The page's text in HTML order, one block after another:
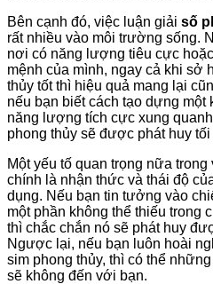
Bên cạnh đó, việc luận giải số
rất nhiều vào môi trường sống.
nơi có năng lượng tiêu cực
mệnh của mình, ngay cả khi sở
thủy tốt thì hiệu quả mang lại
nếu bạn biết cách tạo dựng một
năng lượng tích cực xung
phong thủy sẽ được phát huy tối
Một yếu tố quan trọng nữa trong
chính là nhận thức và thái độ
dụng. Nếu bạn tin tưởng vào
một phần không thể thiếu trong
thì chắc chắn nó sẽ phát huy
Ngược lại, nếu bạn luôn hoài
sim phong thủy, thì có thể
sẽ không đến với bạn.